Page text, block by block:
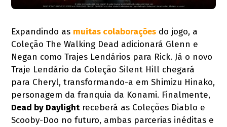
Expandindo as muitas colaborações do jogo, a
Coleção The Walking Dead adicionará Glenn e
Negan como Trajes Lendários para Rick. Já o novo
Traje Lendário da Coleção Silent Hill chegará
para Cheryl, transformando-a em Shimizu Hinako,
personagem da franquia da Konami. Finalmente,
Dead by Daylightreceberá as Coleções Diablo e
Scooby-Doo no futuro, ambas parcerias inéditas e